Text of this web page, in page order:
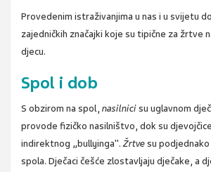
Provedenim istraživanjima u nas i u svijetu
zajedničkih značajki koje su tipične za žrtve
djecu.
Spol i dob
S obzirom na spol, nasilnicisu uglavnom
provode fizičko nasilništvo, dok su
indirektnog „bullyinga".Žrtvesu
spola. Dječaci češće zlostavljaju dječake, a